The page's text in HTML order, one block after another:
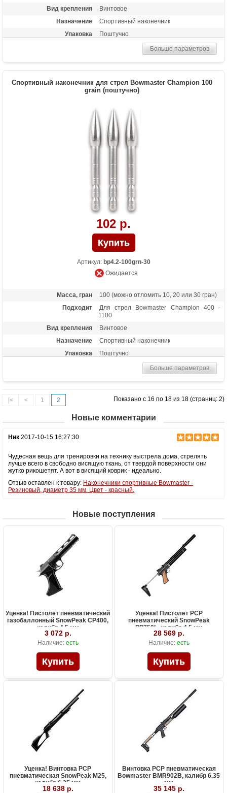
Вид крепления
Винтовое
Назначение
Спортивный наконечник
Упаковка
Поштучно
Больше параметров
Спортивный наконечник для стрел Bowmaster Champion 100
grain (поштучно)
102 р.
Артикул: bp4.2-100grn-30
Ожидается
Масса, гран
100 (можно отломить 10, 20 или 30 гран)
Подходит
Для стрел Bowmaster Champion 400 -
1100
Вид крепления
Винтовое
Назначение
Спортивный наконечник
Упаковка
Поштучно
Больше параметров
|< < 1 2 Показано с 16 по 18 из 18 (страниц: 2)
Новые комментарии
Ник 2017-10-15 16:27:30
Чудесная вещь для тренировки на технику выстрела дома, стрелять
лучше всего в свободно висящую ткань, от твердой поверхности они
жутко рикошетят. А вот в висящий коврик - идеально.
Отзыв оставлен к товару: Наконечники спортивные Bowmaster -
Резиновый, диаметр 35 мм. Цвет - красный.
Новые поступления
Уценка! Пистолет пневматический
газобаллонный SnowPeak CP400,
калибр 4.5 мм
3 072 р.
Наличие: есть
Уценка! Пистолет PCP
пневматический SnowPeak
PP750L, калибр 4.5 мм
28 569 р.
Наличие: есть
Уценка! Винтовка PCP
пневматическая SnowPeak M25,
калибр 6.35 мм
18 638 р.
Винтовка PCP пневматическая
Bowmaster BMR902B, калибр 6.35
мм
35 145 р.